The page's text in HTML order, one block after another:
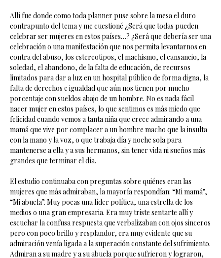
Allí fue donde como toda planner puse sobre la mesa el duro
contrapunto del tema y me cuestioné ¿Será que todas pueden
celebrar ser mujeres en estos países…? ¿Será que debería ser una
celebración o una manifestación que nos permita levantarnos en
contra del abuso, los estereotipos, el machismo, el cansancio, la
soledad, el abandono, de la falta de educación, de recursos
limitados para dar a luz en un hospital público de forma digna, la
falta de derechos e igualdad que aún nos tienen por mucho
porcentaje con sueldos abajo de un hombre. No es nada fácil
nacer mujer en estos países, lo que sentimos es más miedo que
felicidad cuando vemos a tanta niña que crece admirando a una
mamá que vive por complacer a un hombre macho que la insulta
con la mano y la voz, o que trabaja día y noche sola para
mantenerse a ella y a sus hermanos, sin tener vida ni sueños más
grandes que terminar el día.
El estudio continuaba con preguntas sobre quiénes eran las
mujeres que más admiraban, la mayoría respondían: “Mi mamá”,
“Mi abuela”. Muy pocas una líder política, una estrella de los
medios o una gran empresaria. Era muy triste sentarte allí y
escuchar la confusa respuesta que verbalizaban con ojos sinceros
pero con poco brillo y resplandor, era muy evidente que su
admiración venía ligada a la superación constante del sufrimiento.
Admiran a su madre y a su abuela porque sufrieron y lograron,